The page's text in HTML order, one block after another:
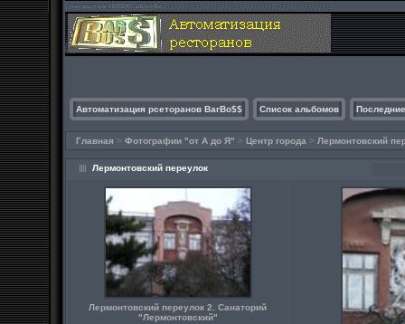
Автоматизация рсеторанов BarBo$$ Список альбомов
Главная > Фотографии "от А до Я" > Центр города > Лермонтовский
Лермонтовский переулок
Лермонтовский переулок 2. Санаторий
"Лермонтовский"